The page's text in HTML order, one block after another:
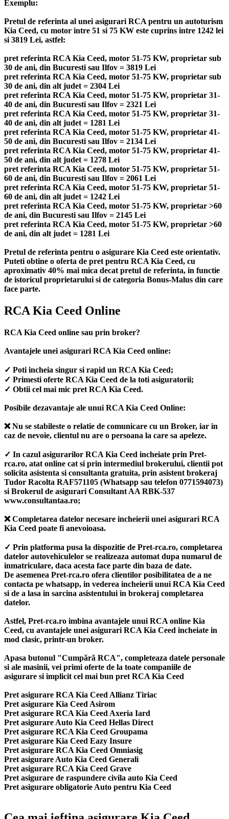
Exemplu:
Pretul de referinta al unei asigurari RCA pentru un autoturism
Kia Ceed, cu motor intre 51 si 75 KW este cuprins intre 1242 lei
si 3819 Lei, astfel:
pret referinta RCA Kia Ceed, motor 51-75 KW, proprietar sub
30 de ani, din Bucuresti sau Ilfov = 3819 Lei
pret referinta RCA Kia Ceed, motor 51-75 KW, proprietar sub
30 de ani, din alt judet = 2304 Lei
pret referinta RCA Kia Ceed, motor 51-75 KW, proprietar 31-
40 de ani, din Bucuresti sau Ilfov = 2321 Lei
pret referinta RCA Kia Ceed, motor 51-75 KW, proprietar 31-
40 de ani, din alt judet = 1281 Lei
pret referinta RCA Kia Ceed, motor 51-75 KW, proprietar 41-
50 de ani, din Bucuresti sau Ilfov = 2134 Lei
pret referinta RCA Kia Ceed, motor 51-75 KW, proprietar 41-
50 de ani, din alt judet = 1278 Lei
pret referinta RCA Kia Ceed, motor 51-75 KW, proprietar 51-
60 de ani, din Bucuresti sau Ilfov = 2061 Lei
pret referinta RCA Kia Ceed, motor 51-75 KW, proprietar 51-
60 de ani, din alt judet = 1242 Lei
pret referinta RCA Kia Ceed, motor 51-75 KW, proprietar >60
de ani, din Bucuresti sau Ilfov = 2145 Lei
pret referinta RCA Kia Ceed, motor 51-75 KW, proprietar >60
de ani, din alt judet = 1281 Lei
Pretul de referinta pentru o asigurare Kia Ceed este orientativ.
Puteti obtine o oferta de pret pentru RCA Kia Ceed, cu
aproximativ 40% mai mica decat pretul de referinta, in functie
de istoricul proprietarului si de categoria Bonus-Malus din care
face parte.
RCA Kia Ceed Online
RCA Kia Ceed online sau prin broker?
Avantajele unei asigurari RCA Kia Ceed online:
✓ Poti incheia singur si rapid un RCA Kia Ceed;
✓ Primesti oferte RCA Kia Ceed de la toti asiguratorii;
✓ Obtii cel mai mic pret RCA Kia Ceed.
Posibile dezavantaje ale unui RCA Kia Ceed Online:
❌ Nu se stabileste o relatie de comunicare cu un Broker, iar in
caz de nevoie, clientul nu are o persoana la care sa apeleze.
✓ In cazul asigurarilor RCA Kia Ceed incheiate prin Pret-
rca.ro, atat online cat si prin intermediul brokerului, clientii pot
solicita asistenta si consultanta gratuita, prin asistent brokeraj
Tudor Racolta RAF571105 (Whatsapp sau telefon 0771594073)
si Brokerul de asigurari Consultant AA RBK-537
www.consultantaa.ro;
❌ Completarea datelor necesare incheierii unei asigurari RCA
Kia Ceed poate fi anevoioasa.
✓ Prin platforma pusa la dispozitie de Pret-rca.ro, completarea
datelor autovehiculelor se realizeaza automat dupa numarul de
inmatriculare, daca acesta face parte din baza de date.
De asemenea Pret-rca.ro ofera clientilor posibilitatea de a ne
contacta pe whatsapp, in vederea incheierii unui RCA Kia Ceed
si de a lasa in sarcina asistentului in brokeraj completarea
datelor.
Astfel, Pret-rca.ro imbina avantajele unui RCA online Kia
Ceed, cu avantajele unei asigurari RCA Kia Ceed incheiate in
mod clasic, printr-un broker.
Apasa butonul "Cumpără RCA", completeaza datele personale
si ale masinii, vei primi oferte de la toate companiile de
asigurare si implicit cel mai bun pret RCA Kia Ceed
Pret asigurare RCA Kia Ceed Allianz Tiriac
Pret asigurare Kia Ceed Asirom
Pret asigurare RCA Kia Ceed Axeria Iard
Pret asigurare Auto Kia Ceed Hellas Direct
Pret asigurare RCA Kia Ceed Groupama
Pret asigurare Kia Ceed Eazy Insure
Pret asigurare RCA Kia Ceed Omniasig
Pret asigurare Auto Kia Ceed Generali
Pret asigurare RCA Kia Ceed Grave
Pret asigurare de raspundere civila auto Kia Ceed
Pret asigurare obligatorie Auto pentru Kia Ceed